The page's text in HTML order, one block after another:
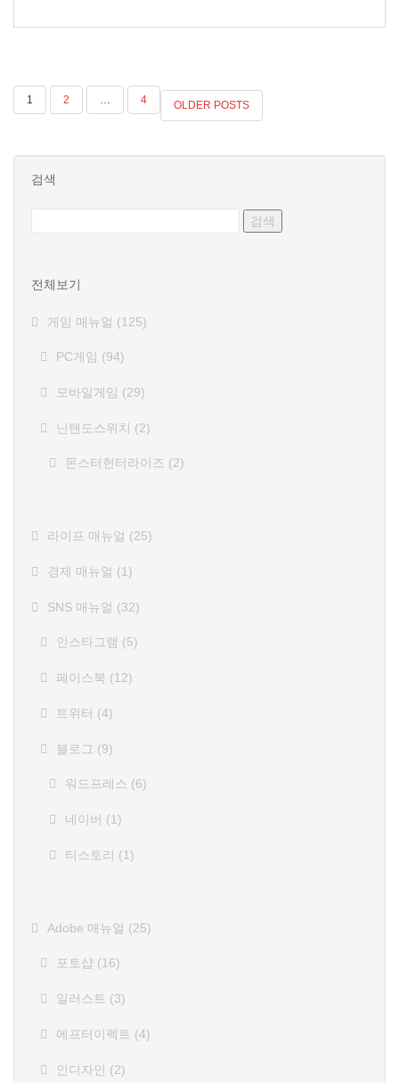
글
이
지
1 2 … 4 OLDER POSTS
검색
전체보기
게임 매뉴얼 (125)
PC게임 (94)
모바일게임 (29)
닌텐도스위치 (2)
몬스터헌터라이즈 (2)
라이프 매뉴얼 (25)
경제 매뉴얼 (1)
SNS 매뉴얼 (32)
인스타그램 (5)
페이스북 (12)
트위터 (4)
블로그 (9)
워드프레스 (6)
네이버 (1)
티스토리 (1)
Adobe 매뉴얼 (25)
포토샵 (16)
일러스트 (3)
에프터이펙트 (4)
인디자인 (2)